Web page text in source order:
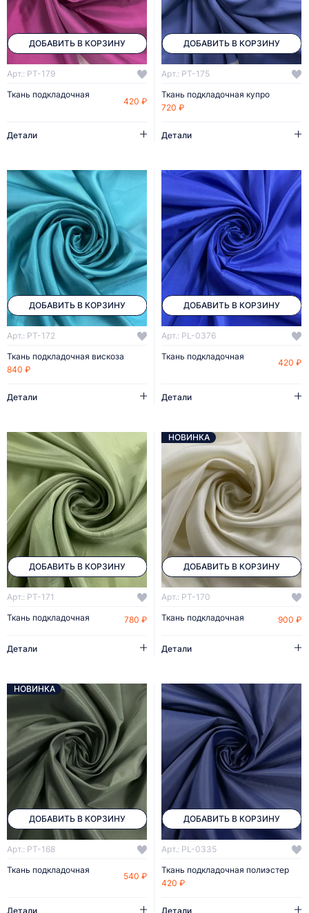
ДОБАВИТЬ В КОРЗИНУ
Арт.: PT-179
Ткань подкладочная
420 ₽
Детали
ДОБАВИТЬ В КОРЗИНУ
Арт.: PT-175
Ткань подкладочная купро
720 ₽
Детали
ДОБАВИТЬ В КОРЗИНУ
Арт.: PT-172
Ткань подкладочная вискоза
840 ₽
Детали
ДОБАВИТЬ В КОРЗИНУ
Арт.: PL-0376
Ткань подкладочная
420 ₽
Детали
ДОБАВИТЬ В КОРЗИНУ
Арт.: PT-171
Ткань подкладочная
780 ₽
Детали
ДОБАВИТЬ В КОРЗИНУ
НОВИНКА
Арт.: PT-170
Ткань подкладочная
900 ₽
Детали
ДОБАВИТЬ В КОРЗИНУ
НОВИНКА
Арт.: PT-168
Ткань подкладочная
540 ₽
Детали
ДОБАВИТЬ В КОРЗИНУ
Арт.: PL-0335
Ткань подкладочная полиэстер
420 ₽
Детали